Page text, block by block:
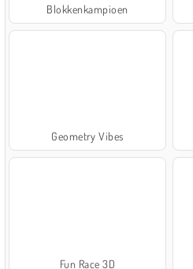
Blokkenkampioen
Geometry Vibes
Fun Race 3D